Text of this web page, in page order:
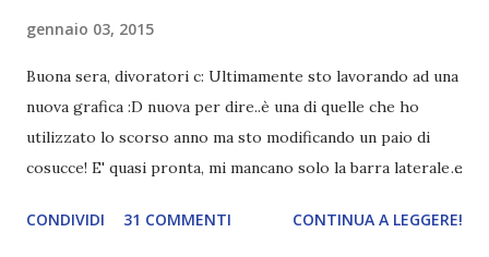
gennaio 03, 2015
Buona sera, divoratori c: Ultimamente sto lavorando ad una
nuova grafica :D nuova per dire..è una di quelle che ho
utilizzato lo scorso anno ma sto modificando un paio di
cosucce! E' quasi pronta, mi mancano solo la barra laterale e
impazzire e.e Un po' mi dispiacerà abbandonare quest
CONDIVIDI 31 COMMENTI CONTINUA A LEGGERE!